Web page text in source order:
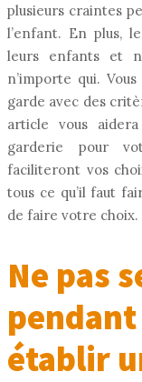
plusieurs craintes
l’enfant. En plus,
leurs enfants et
n’importe qui.
garde avec des
article vous
garderie pour
faciliteront vos
tous ce qu’il faut
de faire votre choix.
Ne pas
établir